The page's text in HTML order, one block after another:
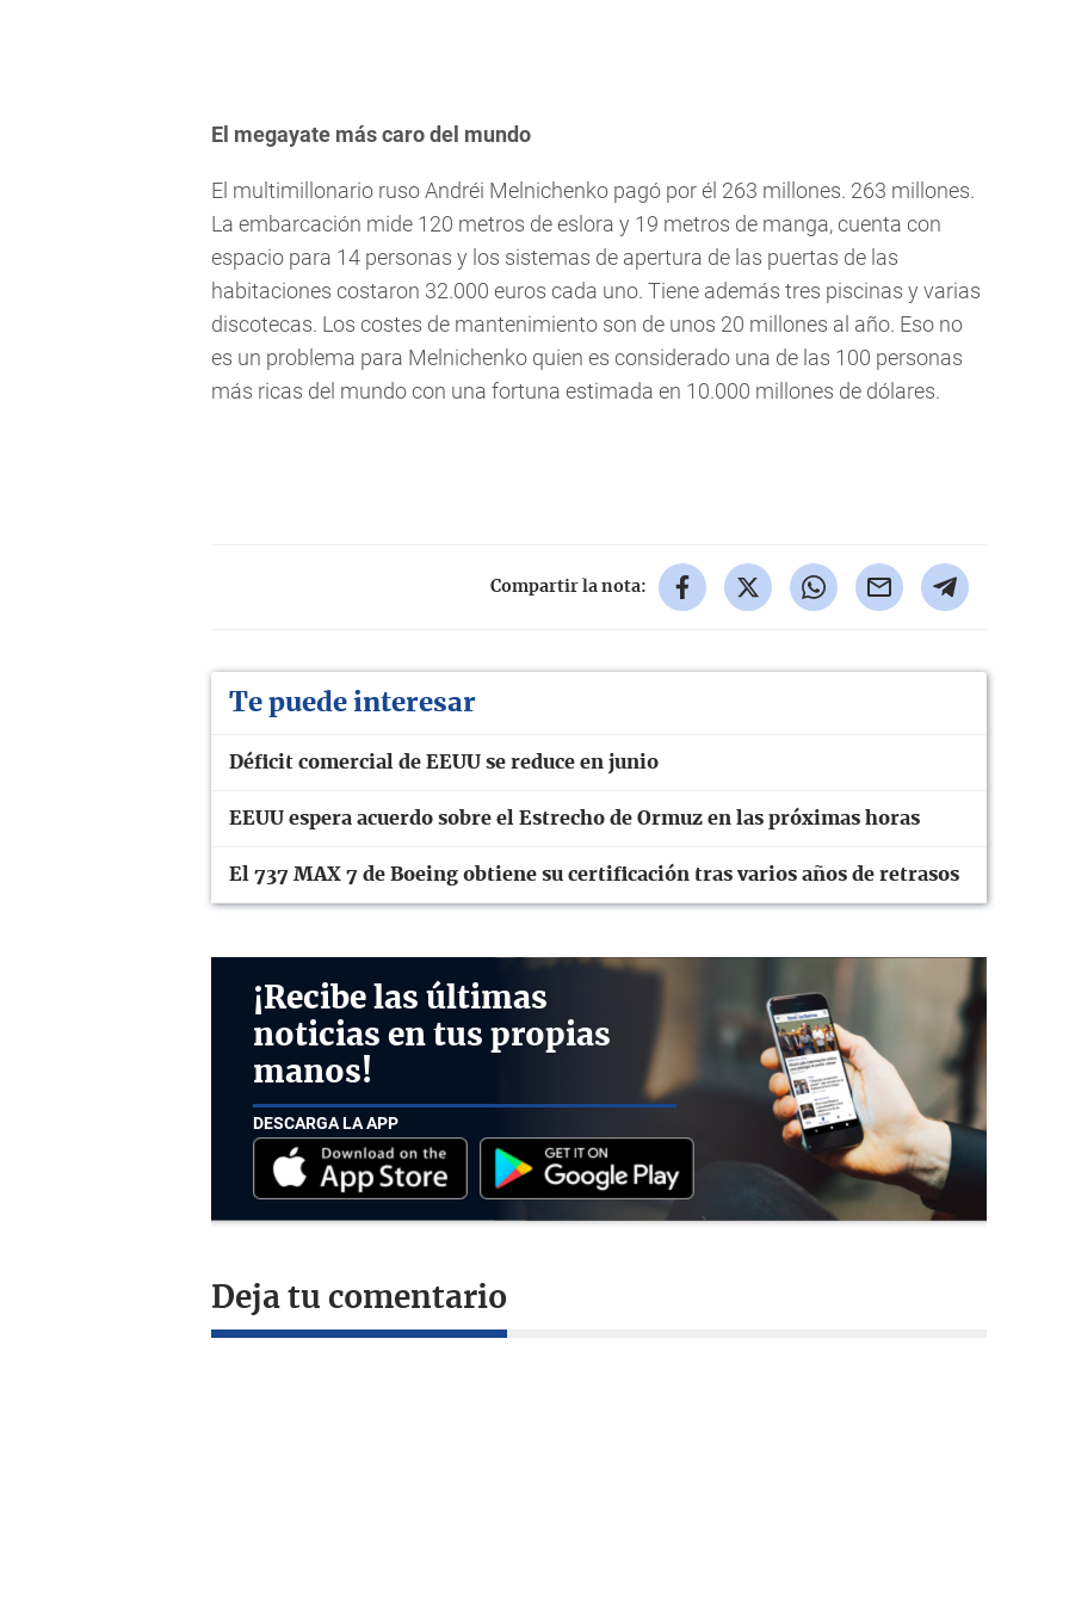
El megayate más caro del mundo
El multimillonario ruso Andréi Melnichenko pagó por él 263 millones. 263 millones.
La embarcación mide 120 metros de eslora y 19 metros de manga, cuenta con
espacio para 14 personas y los sistemas de apertura de las puertas de las
habitaciones costaron 32.000 euros cada uno. Tiene además tres piscinas y varias
discotecas. Los costes de mantenimiento son de unos 20 millones al año. Eso no
es un problema para Melnichenko quien es considerado una de las 100 personas
más ricas del mundo con una fortuna estimada en 10.000 millones de dólares.
Compartir la nota:
Te puede interesar
Déficit comercial de EEUU se reduce en junio
EEUU espera acuerdo sobre el Estrecho de Ormuz en las próximas horas
El 737 MAX 7 de Boeing obtiene su certificación tras varios años de retrasos
¡Recibe las últimas
noticias en tus propias
manos!
DESCARGA LA APP
Deja tu comentario